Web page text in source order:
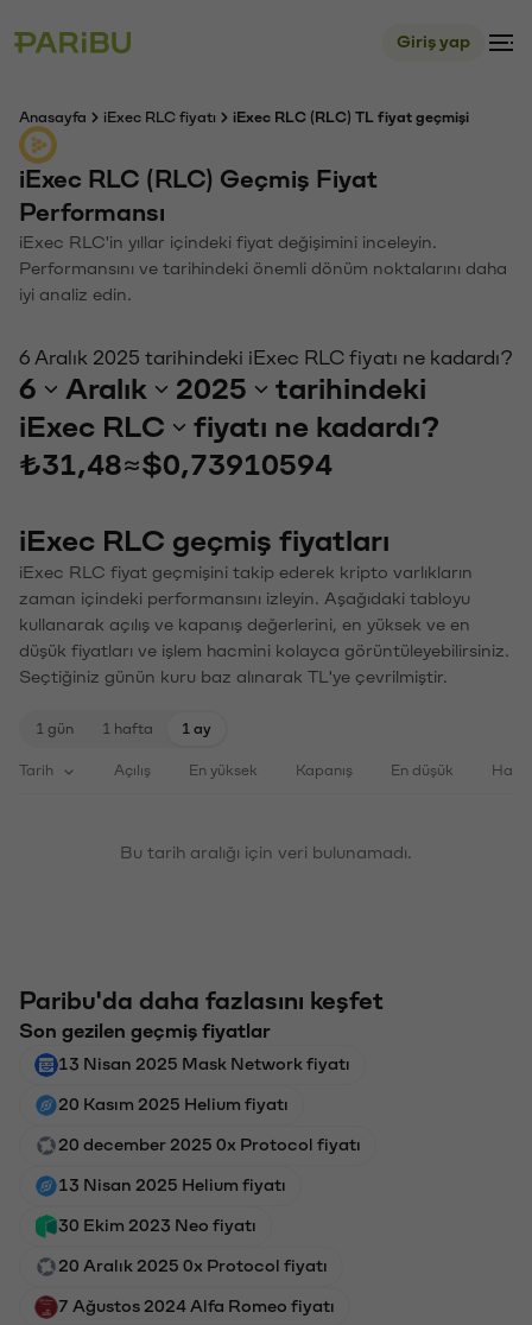
Giriş yap
Anasayfa iExec RLC fiyatı iExec RLC (RLC) TL fiyat geçmişi
iExec RLC (RLC) Geçmiş Fiyat
Performansı
iExec RLC'in yıllar içindeki fiyat değişimini inceleyin.
Performansını ve tarihindeki önemli dönüm noktalarını daha
iyi analiz edin.
6 Aralık 2025 tarihindeki iExec RLC fiyatı ne kadardı?
6 Aralık 2025
tarihindeki
iExec RLC
fiyatı ne kadardı?
₺31,48≈$0,73910594
iExec RLC geçmiş fiyatları
iExec RLC fiyat geçmişini takip ederek kripto varlıkların
zaman içindeki performansını izleyin. Aşağıdaki tabloyu
kullanarak açılış ve kapanış değerlerini, en yüksek ve en
düşük fiyatları ve işlem hacmini kolayca görüntüleyebilirsiniz.
Seçtiğiniz günün kuru baz alınarak TL'ye çevrilmiştir.
1 gün 1 hafta 1 ay
Tarih Açılış En yüksek Kapanış En düşük
Bu tarih aralığı için veri bulunamadı.
Paribu'da daha fazlasını keşfet
Son gezilen geçmiş fiyatlar
13 Nisan 2025 Mask Network fiyatı
20 Kasım 2025 Helium fiyatı
20 december 2025 0x Protocol fiyatı
13 Nisan 2025 Helium fiyatı
30 Ekim 2023 Neo fiyatı
20 Aralık 2025 0x Protocol fiyatı
7 Ağustos 2024 Alfa Romeo fiyatı